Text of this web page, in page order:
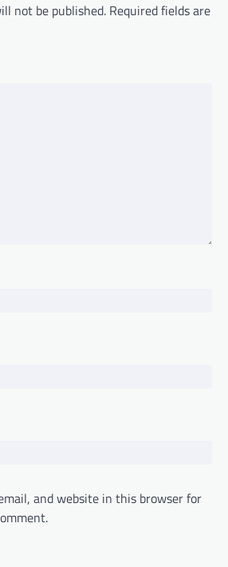
not be published. Required fields are
and website in this browser for